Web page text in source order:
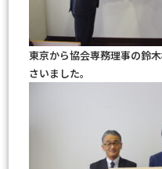
東京から協会専務理事の鈴
さいました。